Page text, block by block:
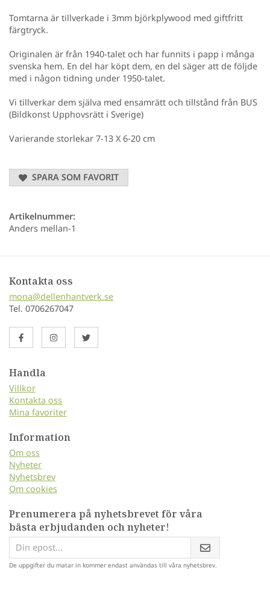
Tomtarna är tillverkade i 3mm björkplywood med giftfritt
färgtryck.
Originalen är från 1940-talet och har funnits i papp i många
svenska hem. En del har köpt dem, en del säger att de följde
med i någon tidning under 1950-talet.
Vi tillverkar dem själva med ensamrätt och tillstånd från BUS
(Bildkonst Upphovsrätt i Sverige)
Varierande storlekar 7-13 X 6-20 cm
SPARA SOM FAVORIT
Artikelnummer:
Anders mellan-1
Kontakta oss
mona@dellenhantverk.se
Tel. 0706267047
Handla
Villkor
Kontakta oss
Mina favoriter
Information
Om oss
Nyheter
Nyhetsbrev
Om cookies
Prenumerera på nyhetsbrevet för våra
bästa erbjudanden och nyheter!
De uppgifter du matar in kommer endast användas till våra nyhetsbrev.